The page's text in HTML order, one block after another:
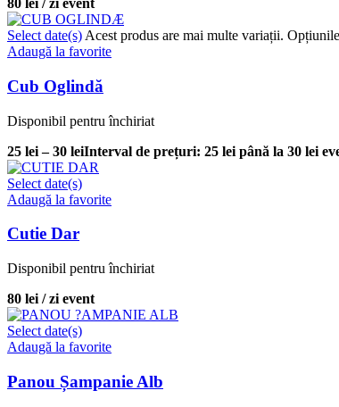
80 lei / zi event
Select date(s) Acest produs are mai multe variații.
Adaugă la favorite
Cub Oglindă
Disponibil pentru închiriat
25 lei – 30 leiInterval de prețuri: 25 lei până la 30 lei
Select date(s)
Adaugă la favorite
Cutie Dar
Disponibil pentru închiriat
80 lei / zi event
Select date(s)
Adaugă la favorite
Panou Șampanie Alb